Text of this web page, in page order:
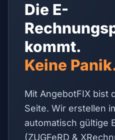
Die E-
kommt.
Keine
Mit AngebotFIX bist
Seite. Wir erstellen
automatisch gültige
(ZUGFeRD &